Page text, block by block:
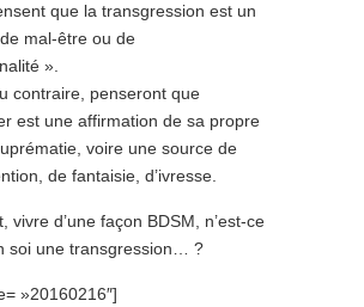
que la transgression est un
mal-être ou de
».
contraire, penseront que
est une affirmation de sa propre
voire une source de
de fantaisie, d’ivresse.
vivre d’une façon BDSM, n’est-ce
soi une transgression… ?
»20160216″]